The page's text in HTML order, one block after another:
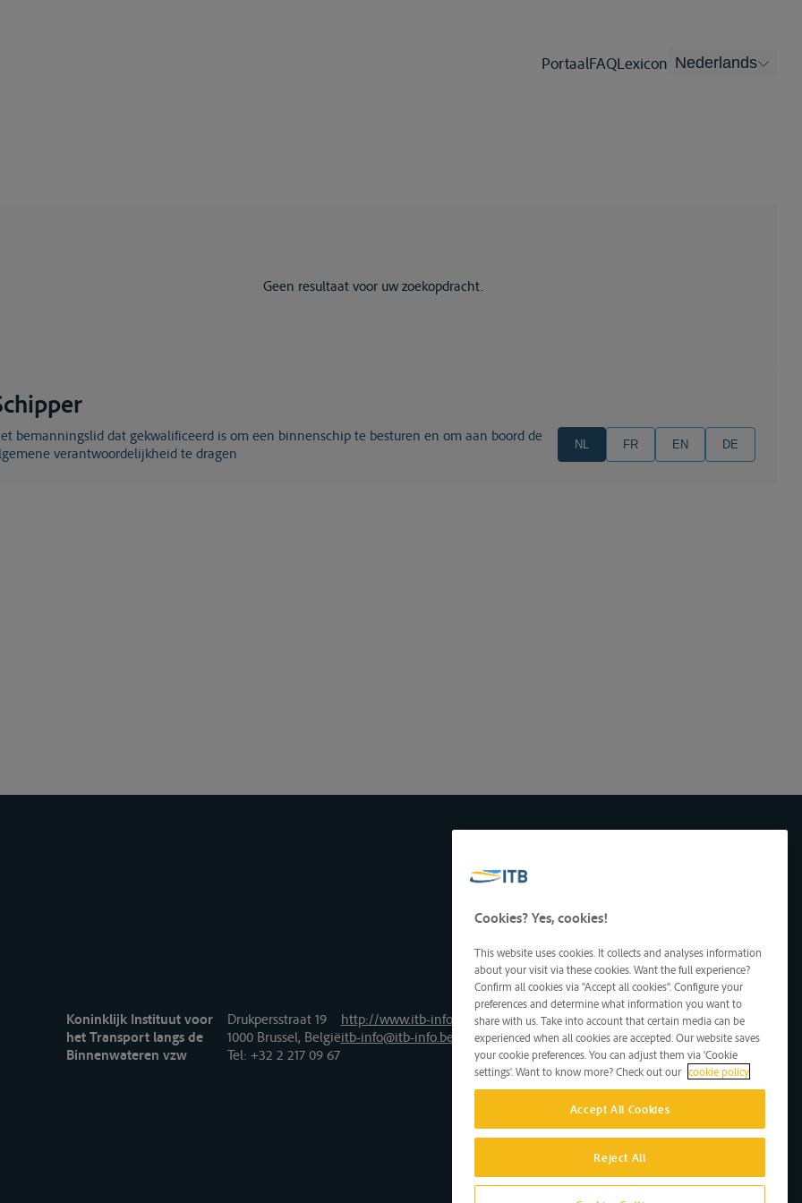
PortaalFAQLexicon Nederlands
Geen resultaat voor uw zoekopdracht.
boord de
verantwoordelijkheid te dragen
NL FR EN DE
Koninklijk Instituut voor
het Transport langs de
Binnenwateren vzw
Drukpersstraat 19
1000 Brussel, België
Tel: +32 2 217 09 67
http://www.itb-info.be
itb-info@itb-info.be
Cookies? Yes, cookies!
This website uses cookies. It collects and analyses information
about your visit via these cookies. Want the full experience?
Confirm all cookies via "Accept all cookies". Configure your
preferences and determine what information you want to
share with us. Take into account that certain media can be
experienced when all cookies are accepted. Our website saves
your cookie preferences. You can adjust them via 'Cookie
settings'. Want to know more? Check out our cookie policy
Accept All Cookies
Reject All